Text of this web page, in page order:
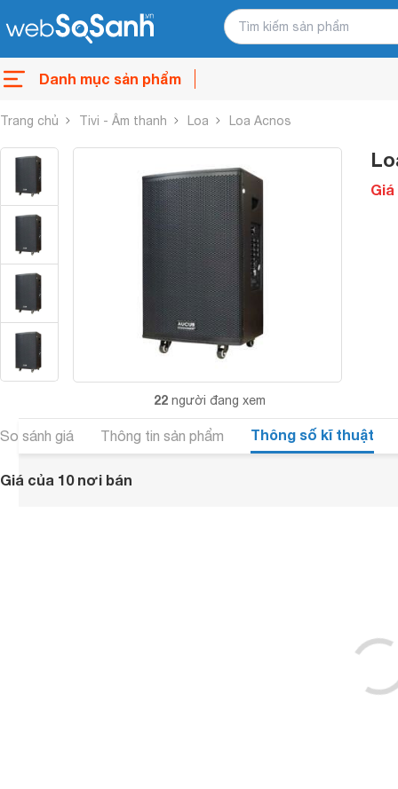
Danh mục sản phẩm
Trang chủ Tivi - Âm thanh Loa Loa Acnos
22 người đang xem
Giá
So sánh giá Thông tin sản phẩm Thông số kĩ thuật
Giá của 10 nơi bán